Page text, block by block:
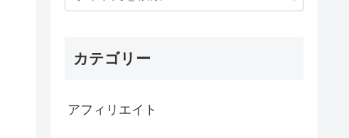
カテゴリー
アフィリエイト